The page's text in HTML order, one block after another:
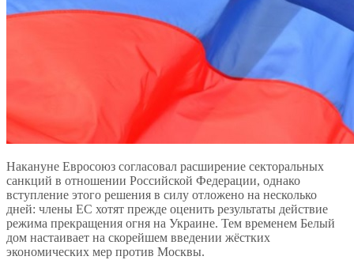
Накануне Евросоюз согласовал расширение секторальных
санкций в отношении Российской Федерации, однако
вступление этого решения в силу отложено на несколько
дней: члены ЕС хотят прежде оценить результаты действие
режима прекращения огня на Украине. Тем временем Белый
дом настаивает на скорейшем введении жёстких
экономических мер против Москвы.